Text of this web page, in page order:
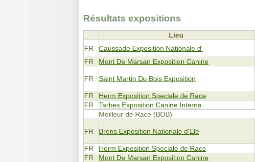
Résultats expositions
Lieu
FR
Caussade Exposition Nationale d'
FR
Mont De Marsan Exposition Canine
FR Saint Martin Du Bois Exposition
FR Herm Exposition Speciale de Race
FR
Tarbes Exposition Canine Interna
Meilleur de Race (BOB)
FR Brens Exposition Nationale d'Ele
FR Herm Exposition Speciale de Race
FR
Mont De Marsan Exposition Canine